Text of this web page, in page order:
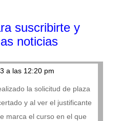
suscribirte y
noticias
a las 12:20 pm
la solicitud de plaza
y al ver el justificante
marca el curso en el que